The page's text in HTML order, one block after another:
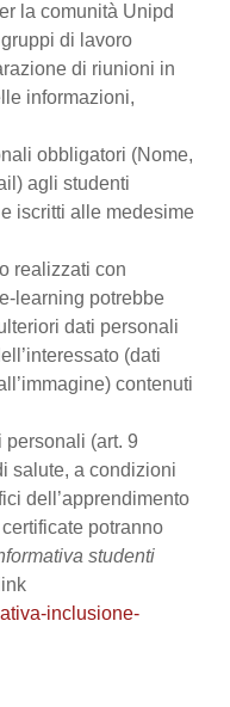
la comunità Unipd
di lavoro
di riunioni in
informazioni,
obbligatori (Nome,
agli studenti
iscritti alle medesime
realizzati con
learning potrebbe
dati personali
(dati
contenuti
(art. 9
salute, a condizioni
dell’apprendimento
potranno
studenti
inclusione-